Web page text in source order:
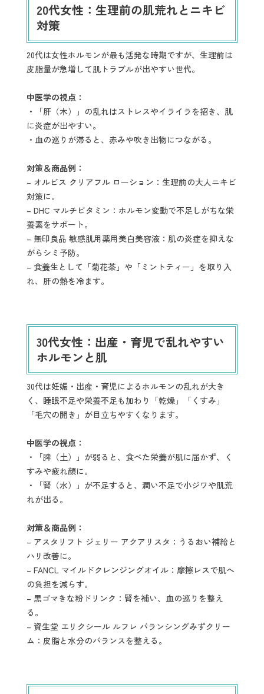
20代女性：生理前の肌荒れとニキビ
対策
20代は女性ホルモンが最も活発な時期ですが、生理前は
皮脂量が急増して肌トラブルが出やすい世代。
中医学の視点：
・「肝（木）」の乱れはストレスやイライラを招き、肌
に炎症が出やすい。
・血の巡りが滞ると、赤みや吹き出物につながる。
対策＆商品例：
– オルビス クリアフル ローション：生理前の大人ニキビ
対策に。
– DHC マルチビタミン：ホルモン変動で不足しがちな栄
養素をサポート。
– 無印良品 敏感肌用薬用美白美容液：肌の炎症を抑えな
がらシミ予防。
– 食養生として「菊花茶」や「ミントティー」を取り入
れ、肝の熱を冷ます。
30代女性：出産・育児で乱れやすい
ホルモンと肌
30代は妊娠・出産・育児によるホルモンの乱れが大き
く、睡眠不足や栄養不足も加わり「乾燥」「くすみ」
「毛穴の開き」が目立ちやすくなります。
中医学の視点：
・「脾（土）」が弱ると、食べた栄養が肌に届かず、く
すみや疲れ顔に。
・「腎（水）」が不足すると、潤い不足で小ジワや肌荒
れが出る。
対策＆商品例：
– アスタリフト ジェリー アクアリスタ：うるおい補給と
ハリ改善に。
– FANCL マイルドクレンジングオイル：摩擦レスで肌へ
の負担を減らす。
– 黒ゴマきな粉ドリンク：腎を補い、血の巡りを整え
る。
– 資生堂 エリクシール ルフレ バランシングみずクリー
ム：皮脂と水分のバランスを整える。